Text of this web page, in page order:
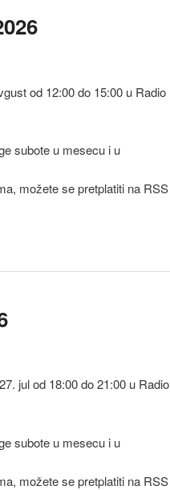
od 12:00 do 15:00 u Radio
subote u mesecu i u
možete se pretplatiti na RSS
jul od 18:00 do 21:00 u Radio
subote u mesecu i u
možete se pretplatiti na RSS